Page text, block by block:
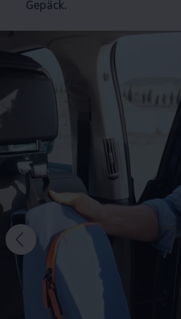
Gepäck.